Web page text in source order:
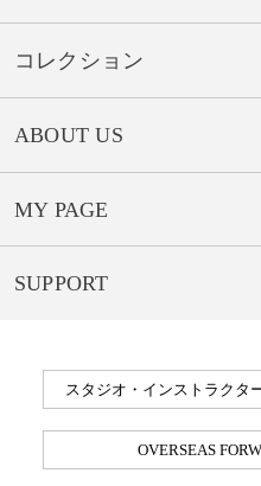
コレクション
ABOUT US
MY PAGE
SUPPORT
スタジオ・インストラクタ
OVERSEAS